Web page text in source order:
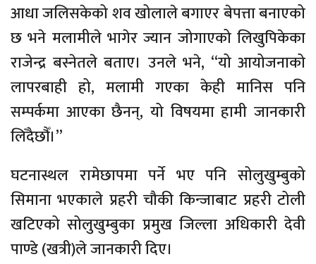
आधा जलिसकेको शव खोलाले बगाएर बेपत्ता बनाएको
छ भने मलामीले भागेर ज्यान जोगाएको लिखुपिकेका
राजेन्द्र बस्नेतले बताए। उनले भने, “यो आयोजनाको
लापरबाही हो, मलामी गएका केही मानिस पनि
सम्पर्कमा आएका छैनन्, यो विषयमा हामी जानकारी
लिँदैछौँ।”
घटनास्थल रामेछापमा पर्ने भए पनि सोलुखुम्बुको
सिमाना भएकाले प्रहरी चौकी किन्जाबाट प्रहरी टोली
खटिएको सोलुखुम्बुका प्रमुख जिल्ला अधिकारी देवी
पाण्डे (खत्री)ले जानकारी दिए।